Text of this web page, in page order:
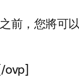
前，您將可
ovp]